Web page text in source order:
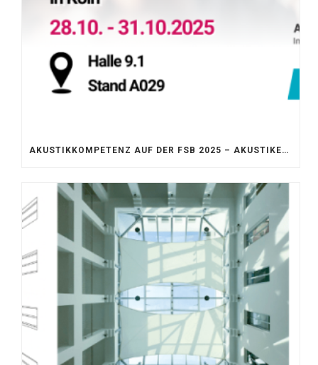
AKUSTIKKOMPETENZ AUF DER FSB 2025 – AKUSTIKELEMENTE FÜR DIE LEBENSRÄUME VON MORGEN